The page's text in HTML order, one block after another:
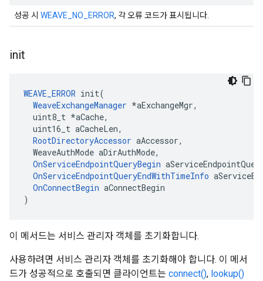
성공 시 WEAVE_NO_ERROR, 각 오류 코드가 표시됩니다.
init
WEAVE_ERROR init(
WeaveExchangeManager *aExchangeMgr,
  uint8_t *aCache,
  uint16_t aCacheLen,
RootDirectoryAccessor aAccessor,
  WeaveAuthMode aDirAuthMode,
OnServiceEndpointQueryBegin
OnServiceEndpointQueryEndWithTimeInfo
OnConnectBegin aConnectBegin
)
이 메서드는 서비스 관리자 객체를 초기화합니다.
사용하려면 서비스 관리자 객체를 초기화해야 합니다. 이 메서
드가 성공적으로 호출되면 클라이언트는 connect(), lookup()